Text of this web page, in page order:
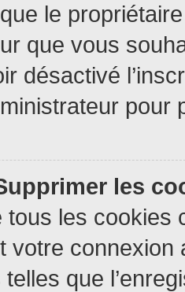
le
que vous
désactivé
les
tous les cookies
votre
que